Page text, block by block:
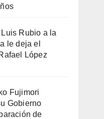
Rubio a la
le deja el
López
Fujimori
Gobierno
de